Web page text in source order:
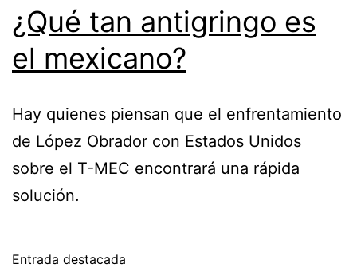
¿Qué tan antigringo es
el mexicano?
Hay quienes piensan que el enfrentamiento
de López Obrador con Estados Unidos
sobre el T-MEC encontrará una rápida
solución.
Entrada destacada